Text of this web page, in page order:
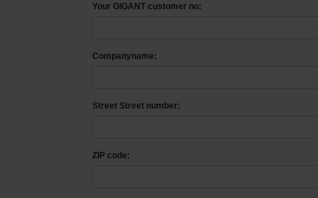
Your GIGANT customer no:
Companyname:
Street Street number:
ZIP code: